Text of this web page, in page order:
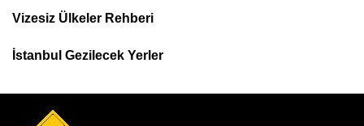
Menu
Vizesiz Ülkeler Rehberi
İstanbul Gezilecek Yerler